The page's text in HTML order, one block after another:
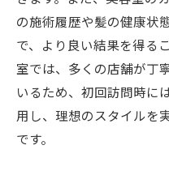
の施術履歴や髪の健康状
で、より良い結果を得る
室では、多くの店舗が丁
いるため、初回訪問時に
用し、理想のスタイルを
です。